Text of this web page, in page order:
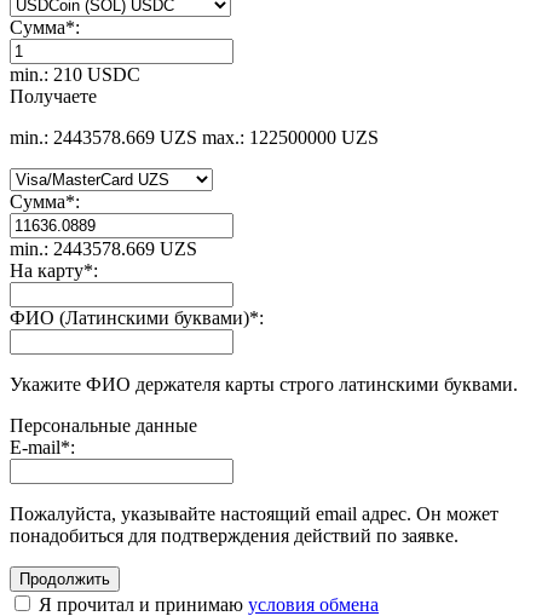
Сумма*:
min.: 210 USDC
Получаете
min.: 2443578.669 UZS max.: 122500000 UZS
Сумма*:
min.: 2443578.669 UZS
На карту*:
ФИО (Латинскими буквами)*:
Укажите ФИО держателя карты строго латинскими буквами.
Персональные данные
E-mail*:
Пожалуйста, указывайте настоящий email адрес. Он может
понадобиться для подтверждения действий по заявке.
Я прочитал и принимаю условия обмена